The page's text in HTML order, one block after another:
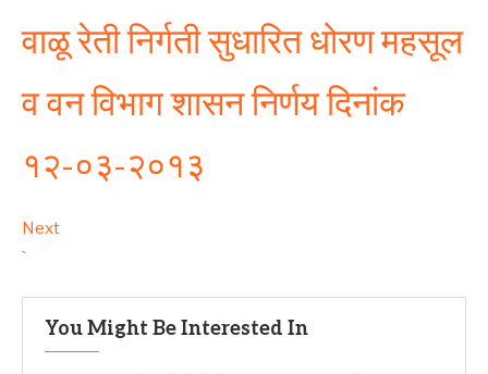
वाळू रेती निर्गती सुधारित धोरण महसूल
व वन विभाग शासन निर्णय दिनांक
१२-०३-२०१३
Next
`
You Might Be Interested In